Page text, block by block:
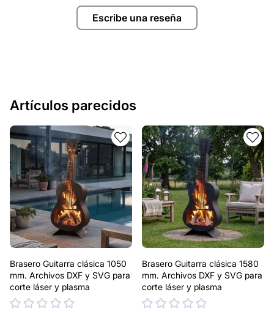
Escribe una reseña
Artículos parecidos
Brasero Guitarra clásica 1050
mm. Archivos DXF y SVG para
corte láser y plasma
Brasero Guitarra clásica 1580
mm. Archivos DXF y SVG para
corte láser y plasma